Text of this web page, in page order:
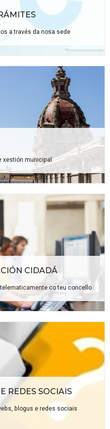
a través da nosa sede
xestión municipal
CIDADÁ
co teu concello
REDES SOCIAIS
blogus e redes sociais